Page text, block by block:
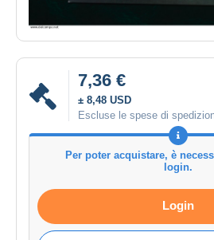
7,36 €
± 8,48 USD
Escluse le spese di
Per poter acquistare, è
login.
Login